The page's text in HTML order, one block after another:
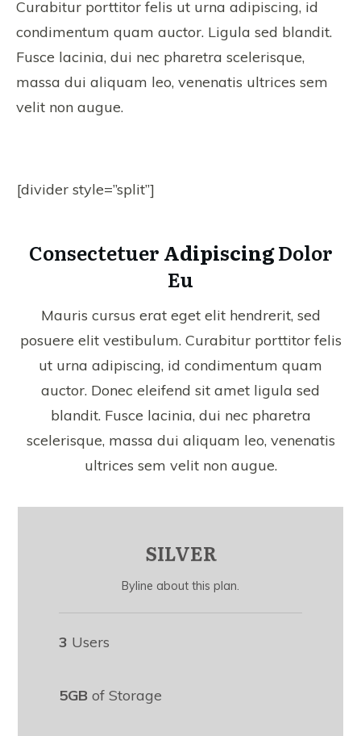
Curabitur porttitor felis ut urna adipiscing, id
condimentum quam auctor. Ligula sed blandit.
Fusce lacinia, dui nec pharetra scelerisque,
massa dui aliquam leo, venenatis ultrices sem
velit non augue.
[divider style=”split”]
Consectetuer AdipiscingDolor
Eu
Mauris cursus erat eget elit hendrerit, sed
posuere elit vestibulum. Curabitur porttitor felis
ut urna adipiscing, id condimentum quam
auctor. Donec eleifend sit amet ligula sed
blandit. Fusce lacinia, dui nec pharetra
scelerisque, massa dui aliquam leo, venenatis
ultrices sem velit non augue.
SILVER
Byline about this plan.
3 Users
5GBof Storage